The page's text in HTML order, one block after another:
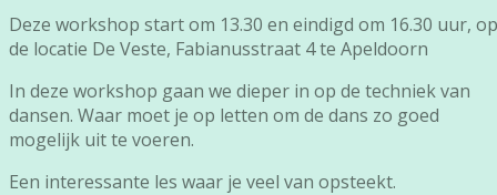
Deze workshop start om 13.30 en eindigd om 16.30 uur, op
de locatie De Veste, Fabianusstraat 4 te Apeldoorn
In deze workshop gaan we dieper in op de techniek van
dansen. Waar moet je op letten om de dans zo goed
mogelijk uit te voeren.
Een interessante les waar je veel van opsteekt.